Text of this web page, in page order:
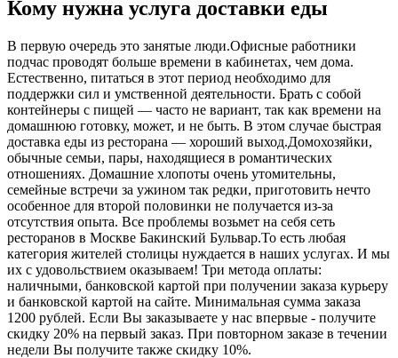
Кому нужна услуга доставки еды
В первую очередь это занятые люди.Офисные работники
подчас проводят больше времени в кабинетах, чем дома.
Естественно, питаться в этот период необходимо для
поддержки сил и умственной деятельности. Брать с собой
контейнеры с пищей ― часто не вариант, так как времени на
домашнюю готовку, может, и не быть. В этом случае быстрая
доставка еды из ресторана ― хороший выход.Домохозяйки,
обычные семьи, пары, находящиеся в романтических
отношениях. Домашние хлопоты очень утомительны,
семейные встречи за ужином так редки, приготовить нечто
особенное для второй половинки не получается из-за
отсутствия опыта. Все проблемы возьмет на себя сеть
ресторанов в Москве Бакинский Бульвар.То есть любая
категория жителей столицы нуждается в наших услугах. И мы
их с удовольствием оказываем! Три метода оплаты:
наличными, банковской картой при получении заказа курьеру
и банковской картой на сайте. Минимальная сумма заказа
1200 рублей. Если Вы заказываете у нас впервые - получите
скидку 20% на первый заказ. При повторном заказе в течении
недели Вы получите также скидку 10%.